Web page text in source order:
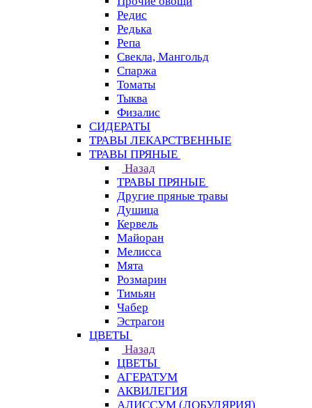
Редис
Редька
Репа
Свекла, Мангольд
Спаржа
Томаты
Тыква
Физалис
СИДЕРАТЫ
ТРАВЫ ЛЕКАРСТВЕННЫЕ
ТРАВЫ ПРЯНЫЕ
Назад
ТРАВЫ ПРЯНЫЕ
Другие пряные травы
Душица
Кервель
Майоран
Мелисса
Мята
Розмарин
Тимьян
Чабер
Эстрагон
ЦВЕТЫ
Назад
ЦВЕТЫ
АГЕРАТУМ
АКВИЛЕГИЯ
АЛИССУМ (ЛОБУЛЯРИЯ)